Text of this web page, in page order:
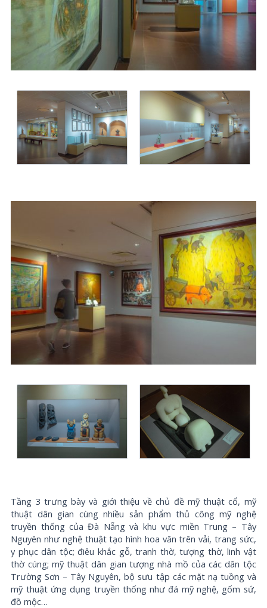
Tầng 3 trưng bày và giới thiệu về chủ đề mỹ thuật cổ, mỹ
thuật dân gian cùng nhiều sản phẩm thủ công mỹ nghệ
truyền thống của Đà Nẵng và khu vực miền Trung – Tây
Nguyên như nghệ thuật tạo hình hoa văn trên vải, trang sức,
y phục dân tộc; điêu khắc gỗ, tranh thờ, tượng thờ, linh vật
thờ cúng; mỹ thuật dân gian tượng nhà mồ của các dân tộc
Trường Sơn – Tây Nguyên, bộ sưu tập các mặt nạ tuồng và
mỹ thuật ứng dụng truyền thống như đá mỹ nghệ, gốm sứ,
đồ mộc…